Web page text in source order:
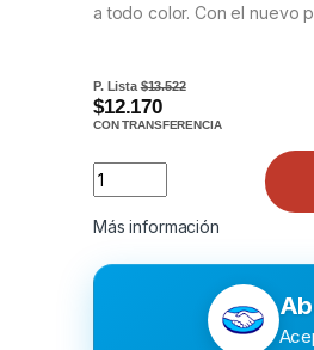
a todo color. Con el nuevo
P. Lista$13.522
$12.170
CON TRANSFERENCIA
Más información